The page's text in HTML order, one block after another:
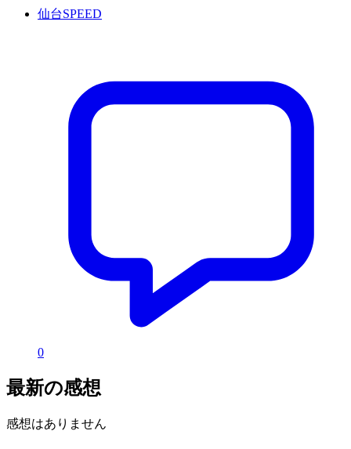
仙台SPEED
0
最新の感想
感想はありません